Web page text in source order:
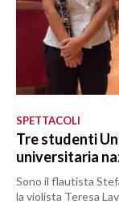
SPETTACOLI
Tre studenti
universitaria
Sono il flautista
la violista Teresa